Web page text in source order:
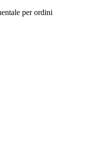
per ordini